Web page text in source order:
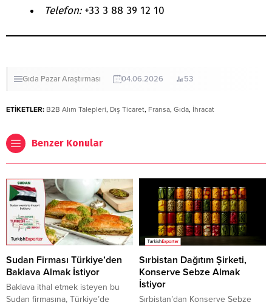
Telefon:+33 3 88 39 12 10
Gıda Pazar Araştırması 04.06.2026 53
ETİKETLER: B2B Alım Talepleri, Dış Ticaret, Fransa, Gıda, İhracat
Benzer Konular
Sudan Firması Türkiye’den
Baklava Almak İstiyor
Baklava ithal etmek isteyen bu
Sudan firmasına, Türkiye’de
Sırbistan Dağıtım Şirketi,
Konserve Sebze Almak
İstiyor
Sırbistan’dan Konserve Sebze